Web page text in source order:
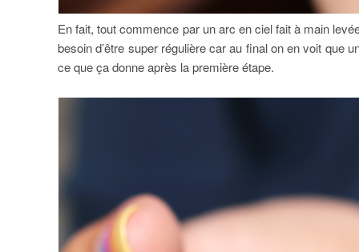
En fait, tout commence par un arc en ciel fait à main
besoin d’être super régulière car au final on en voit que
ce que ça donne après la première étape.